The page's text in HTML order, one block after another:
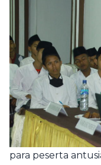
para peserta